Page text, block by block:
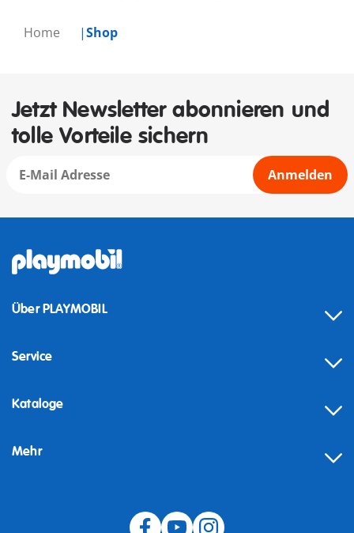
Home Shop
Jetzt Newsletter abonnieren und
tolle Vorteile sichern
Anmelden
Über PLAYMOBIL
Service
Kataloge
Mehr